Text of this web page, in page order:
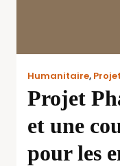
Humanitaire,
Projet
et une
pour les